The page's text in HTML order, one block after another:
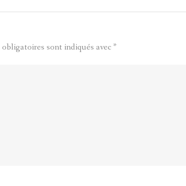
obligatoires sont indiqués avec*